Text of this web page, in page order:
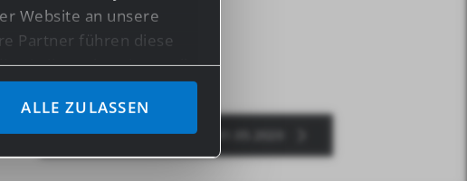
Website an unsere
Partner führen diese
Sie ihnen bereitgestellt
haben.
von Daten in
ALLE ZULASSEN
PANNONIA 29.05. – 31.05.2020